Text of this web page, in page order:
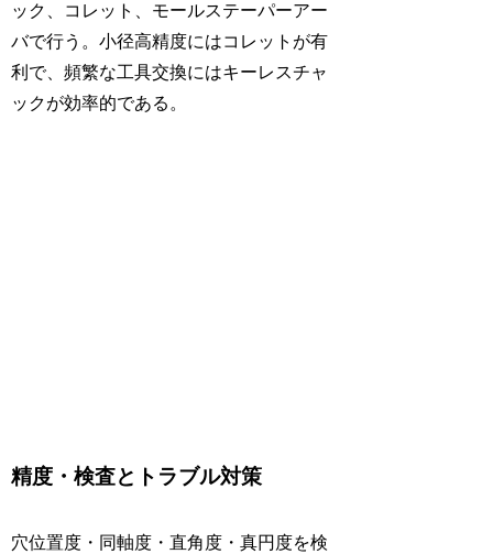
ック、コレット、モールステーパーアー
バで行う。小径高精度にはコレットが有
利で、頻繁な工具交換にはキーレスチャ
ックが効率的である。
精度・検査とトラブル対策
穴位置度・同軸度・直角度・真円度を検